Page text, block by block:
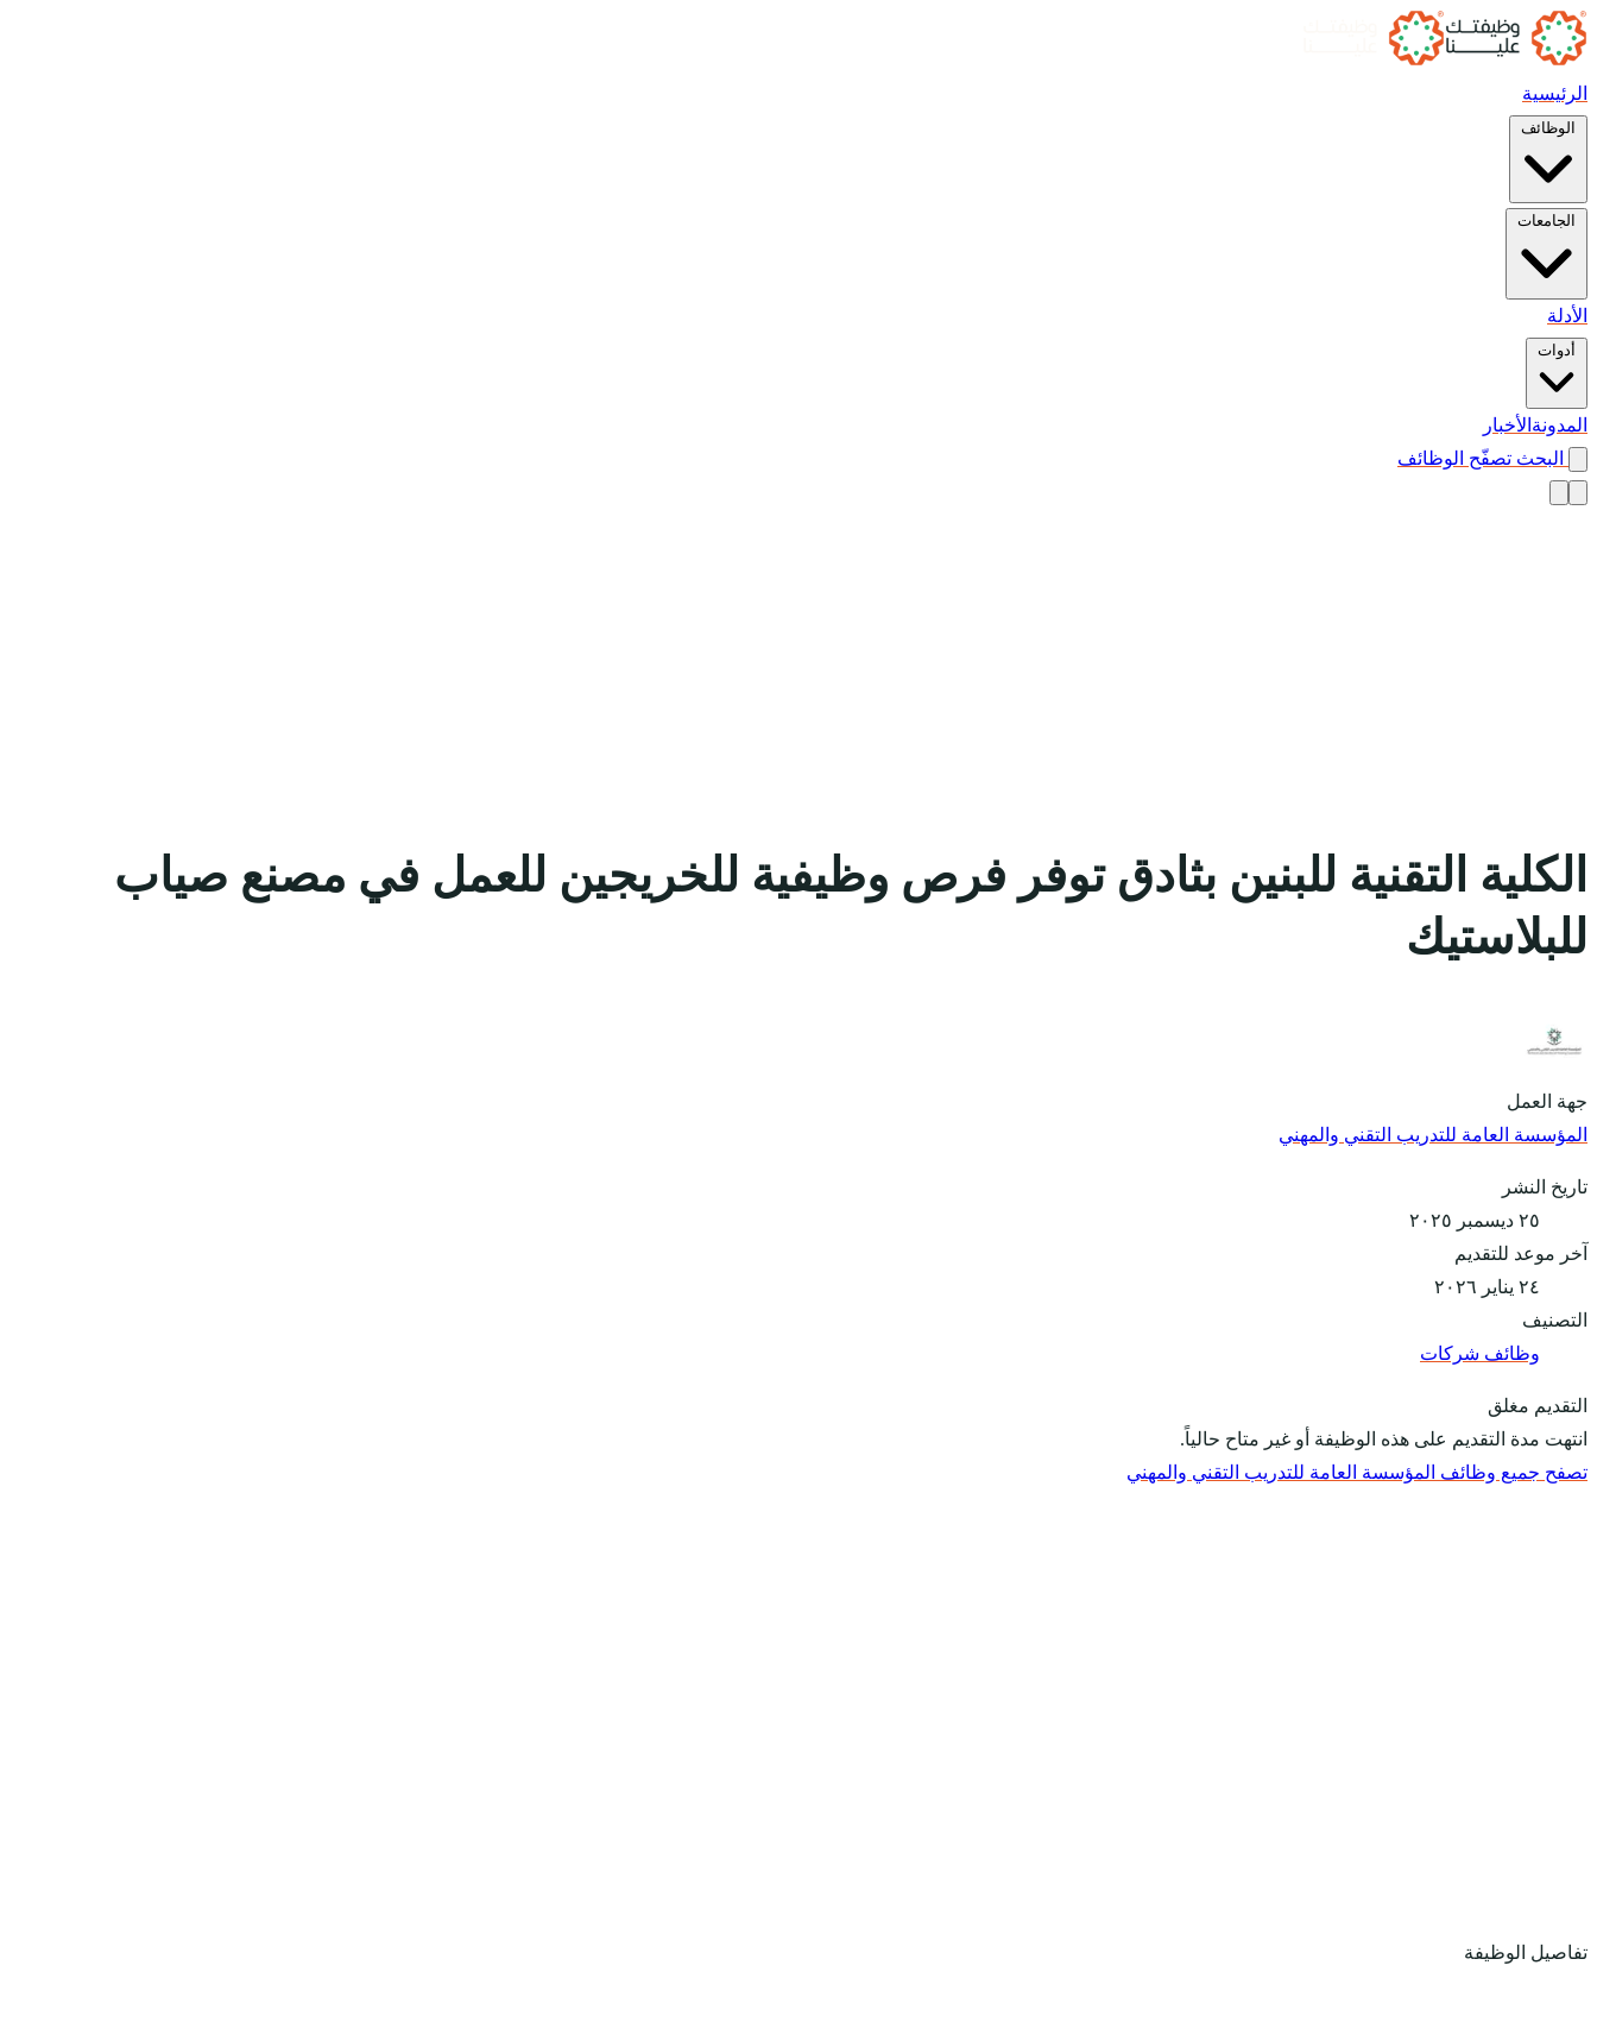
الرئيسية
الوظائف
الجامعات
الأدلة
أدوات
المدونة الأخبار
البحث تصفّح الوظائف
الكلية التقنية للبنين بثادق توفر فرص وظيفية للخريجين للعمل في مصنع صياب
للبلاستيك
جهة العمل
المؤسسة العامة للتدريب التقني والمهني
تاريخ النشر
٢٥ ديسمبر ٢٠٢٥
آخر موعد للتقديم
٢٤ يناير ٢٠٢٦
التصنيف
وظائف شركات
التقديم مغلق
انتهت مدة التقديم على هذه الوظيفة أو غير متاح حالياً.
تصفح جميع وظائف المؤسسة العامة للتدريب التقني والمهني
تفاصيل الوظيفة